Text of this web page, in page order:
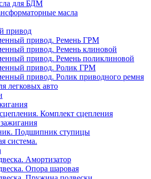
для БДМ
масла
привод
привод. Ремень ГРМ
привод. Ремень клиновой
привод. Ремень поликлиновой
привод. Ролик ГРМ
привод. Ролик приводного ремня
легковых авто
Комплект сцепления
Подшипник ступицы
система.
Амортизатор
Опора шаровая